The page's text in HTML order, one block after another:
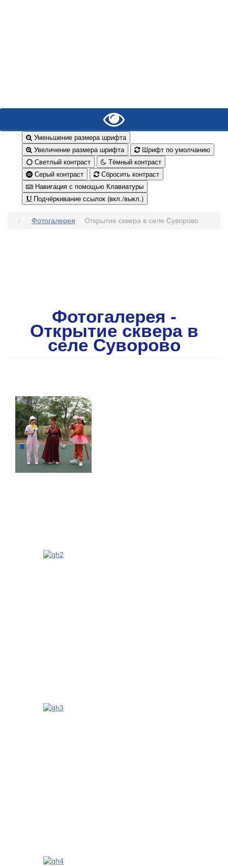
Уменьшение размера шрифта
Увеличение размера шрифта
Шрифт по умолчанию
Светлый контраст
Тёмный контраст
Серый контраст
Сбросить контраст
Навигация с помощью Клавиатуры
Подчёркивание ссылок (вкл./выкл.)
Фотогалерея Открытие сквера в селе Суворово
Фотогалерея -
Открытие сквера в
селе Суворово